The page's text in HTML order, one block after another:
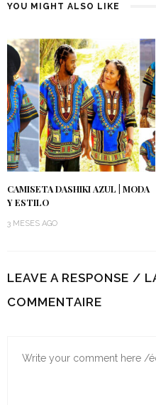
YOU MIGHT ALSO LIKE
CAMISETA DASHIKI AZUL | MODA
Y ESTILO
3 MESES AGO
LEAVE A RESPONSE /
COMMENTAIRE